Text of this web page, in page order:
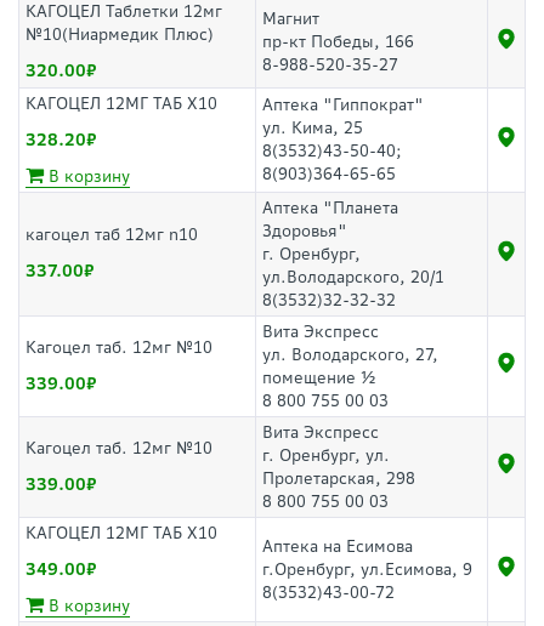
КАГОЦЕЛ Таблетки 12мг
№10(Ниармедик Плюс)
320.00
Магнит
пр-кт Победы, 166
8-988-520-35-27
КАГОЦЕЛ 12МГ ТАБ Х10
328.20
В корзину
Аптека "Гиппократ"
ул. Кима, 25
8(3532)43-50-40;
8(903)364-65-65
кагоцел таб 12мг n10
337.00
Аптека "Планета
Здоровья"
г. Оренбург,
ул.Володарского, 20/1
8(3532)32-32-32
Кагоцел таб. 12мг №10
339.00
Вита Экспресс
ул. Володарского, 27,
помещение ½
8 800 755 00 03
Кагоцел таб. 12мг №10
339.00
Вита Экспресс
г. Оренбург, ул.
Пролетарская, 298
8 800 755 00 03
КАГОЦЕЛ 12МГ ТАБ Х10
349.00
В корзину
Аптека на Есимова
г.Оренбург, ул.Есимова, 9
8(3532)43-00-72